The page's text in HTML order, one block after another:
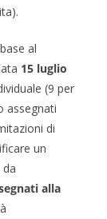
al
15 luglio
(9 per
assegnati
di
un
alla